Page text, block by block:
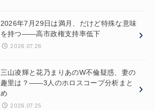
2026年7月29日は満月、だけど特殊な意味
を持つ——高市政権支持率低下
2026.07.26
三山凌輝と花乃まりあのW不倫疑惑、妻の
趣里は？——3人のホロスコープ分析まと
め
2026.07.25